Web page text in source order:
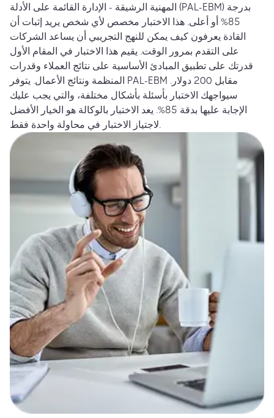
المهنية الرشيقة - الإدارة القائمة على الأدلة (PAL-EBM) بدرجة
85% أو أعلى. هذا الاختبار مخصص لأي شخص يريد إثبات أن
القادة يعرفون كيف يمكن للنهج التجريبي أن يساعد الشركات
على التقدم بمرور الوقت. يقيم هذا الاختبار في المقام الأول
قدرتك على تطبيق المبادئ الأساسية على نتائج العملاء وقدرات
المنظمة ونتائج الأعمال. يتوفر PAL-EBM مقابل 200 دولار.
سيواجهك الاختبار بأسئلة بأشكال مختلفة، والتي يجب عليك
الإجابة عليها بدقة 85%. يعد الاختبار بالوكالة هو الخيار الأفضل
لاجتياز الاختبار في محاولة واحدة فقط.